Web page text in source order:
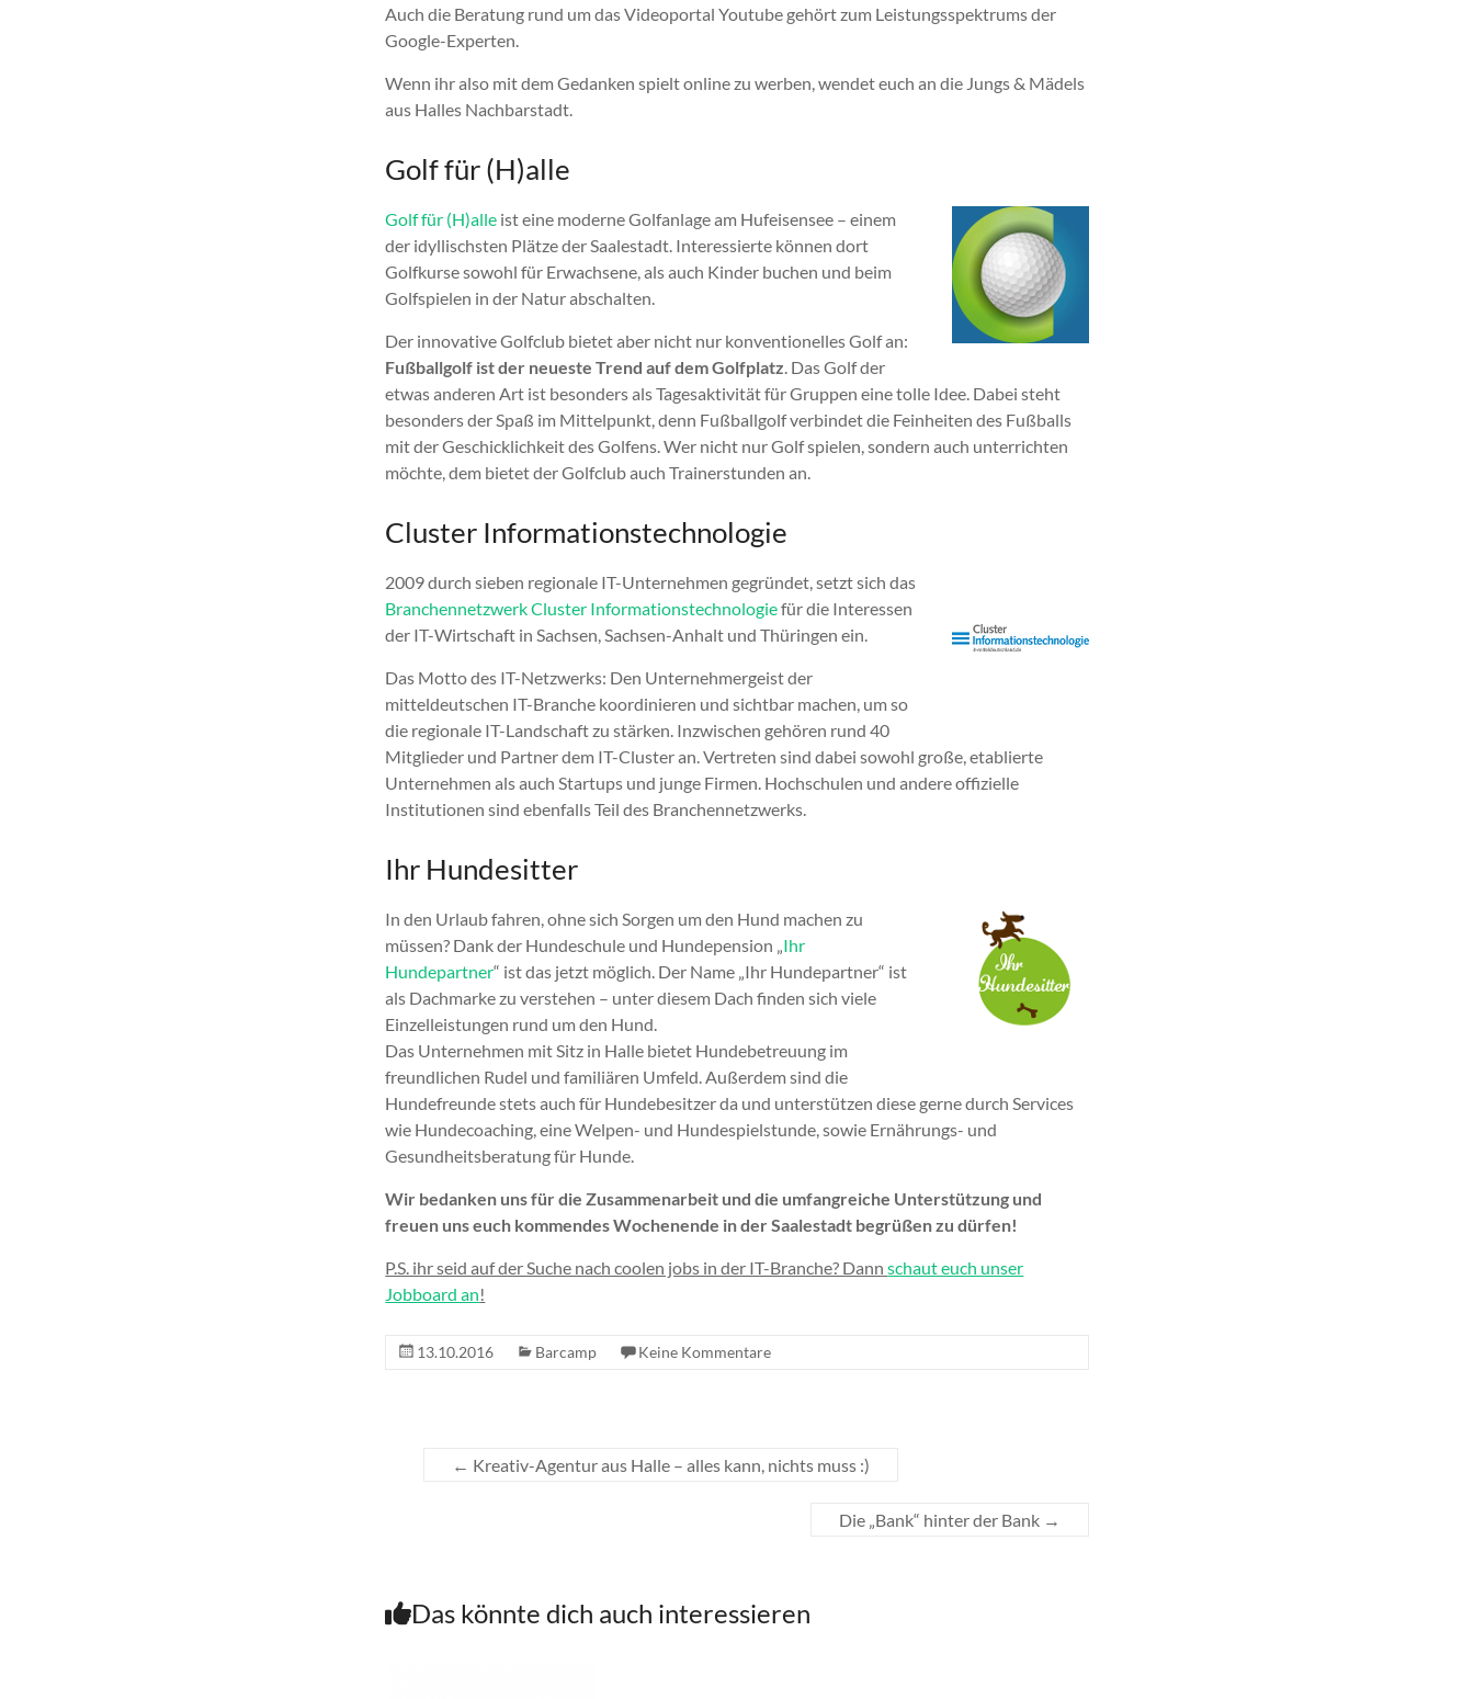
Auch die Beratung rund um das Videoportal Youtube gehört zum Leistungsspektrums der
Google-Experten.
Wenn ihr also mit dem Gedanken spielt online zu werben, wendet euch an die Jungs & Mädels
aus Halles Nachbarstadt.
Golf für (H)alle
Golf für (H)alle ist eine moderne Golfanlage am Hufeisensee – einem
der idyllischsten Plätze der Saalestadt. Interessierte können dort
Golfkurse sowohl für Erwachsene, als auch Kinder buchen und beim
Golfspielen in der Natur abschalten.
Der innovative Golfclub bietet aber nicht nur konventionelles Golf an:
Fußballgolf ist der neueste Trend auf dem Golfplatz. Das Golf der
etwas anderen Art ist besonders als Tagesaktivität für Gruppen eine tolle Idee. Dabei steht
besonders der Spaß im Mittelpunkt, denn Fußballgolf verbindet die Feinheiten des Fußballs
mit der Geschicklichkeit des Golfens. Wer nicht nur Golf spielen, sondern auch unterrichten
möchte, dem bietet der Golfclub auch Trainerstunden an.
Cluster Informationstechnologie
2009 durch sieben regionale IT-Unternehmen gegründet, setzt sich das
Branchennetzwerk Cluster Informationstechnologiefür die Interessen
der IT-Wirtschaft in Sachsen, Sachsen-Anhalt und Thüringen ein.
Das Motto des IT-Netzwerks: Den Unternehmergeist der
mitteldeutschen IT-Branche koordinieren und sichtbar machen, um so
die regionale IT-Landschaft zu stärken. Inzwischen gehören rund 40
Mitglieder und Partner dem IT-Cluster an. Vertreten sind dabei sowohl große, etablierte
Unternehmen als auch Startups und junge Firmen. Hochschulen und andere offizielle
Institutionen sind ebenfalls Teil des Branchennetzwerks.
Ihr Hundesitter
In den Urlaub fahren, ohne sich Sorgen um den Hund machen zu
müssen? Dank der Hundeschule und Hundepension „Ihr
Hundepartner“ ist das jetzt möglich. Der Name „Ihr Hundepartner“ ist
als Dachmarke zu verstehen – unter diesem Dach finden sich viele
Einzelleistungen rund um den Hund.
Das Unternehmen mit Sitz in Halle bietet Hundebetreuung im
freundlichen Rudel und familiären Umfeld. Außerdem sind die
Hundefreunde stets auch für Hundebesitzer da und unterstützen diese gerne durch Services
wie Hundecoaching, eine Welpen- und Hundespielstunde, sowie Ernährungs- und
Gesundheitsberatung für Hunde.
Wir bedanken uns für die Zusammenarbeit und die umfangreiche Unterstützung und
freuen uns euch kommendes Wochenende in der Saalestadt begrüßen zu dürfen!
P.S. ihr seid auf der Suche nach coolen jobs in der IT-Branche? Dannschaut euch unser
Jobboard an!
13.10.2016 Barcamp Keine Kommentare
← Kreativ-Agentur aus Halle – alles kann, nichts muss :)
Die „Bank“ hinter der Bank →
Das könnte dich auch interessieren